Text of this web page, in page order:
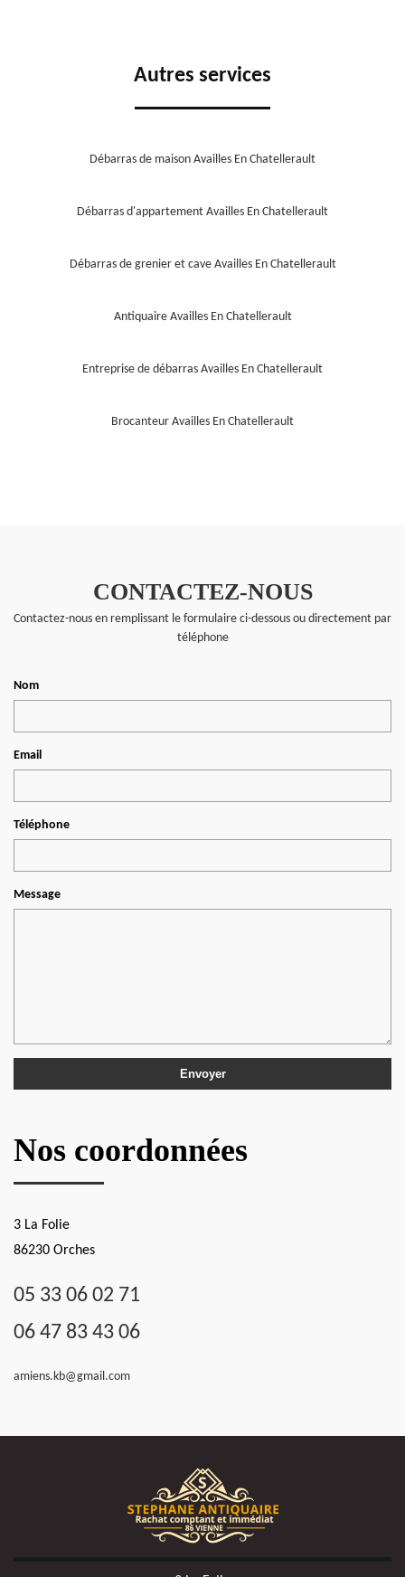
Autres services
Débarras de maison Availles En Chatellerault
Débarras d'appartement Availles En Chatellerault
Débarras de grenier et cave Availles En Chatellerault
Antiquaire Availles En Chatellerault
Entreprise de débarras Availles En Chatellerault
Brocanteur Availles En Chatellerault
CONTACTEZ-NOUS
Contactez-nous en remplissant le formulaire ci-dessous ou directement par
téléphone
Nom
Email
Téléphone
Message
Nos coordonnées
3 La Folie
86230 Orches
05 33 06 02 71
06 47 83 43 06
amiens.kb@gmail.com